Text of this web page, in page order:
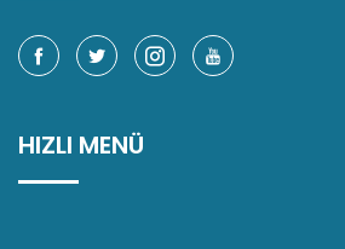
HIZLI MENÜ